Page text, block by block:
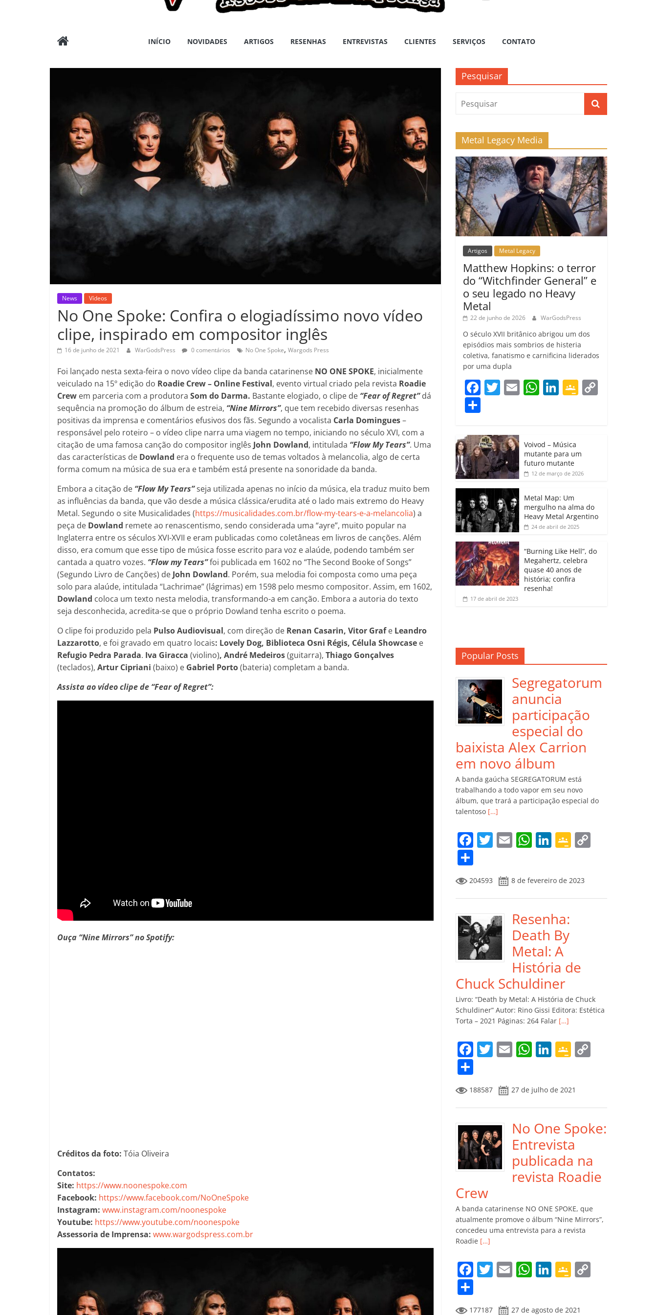
Wargods
Press
INÍCIO NOVIDADES ARTIGOS RESENHAS ENTREVISTAS CLIENTES SERVIÇOS CONTATO
News Vídeos
No One Spoke: Confira o elogiadíssimo novo vídeo
clipe, inspirado em compositor inglês
16 de junho de 2021 WarGodsPress 0 comentários No One Spoke, Wargods Press
Foi lançado nesta sexta-feira o novo vídeo clipe da banda catarinense NO ONE SPOKE, inicialmente
veiculado na 15º edição do Roadie Crew – Online Festival, evento virtual criado pela revista Roadie
Crew em parceria com a produtora Som do Darma. Bastante elogiado, o clipe de “Fear of Regret”dá
sequência na promoção do álbum de estreia, “Nine Mirrors”, que tem recebido diversas resenhas
positivas da imprensa e comentários efusivos dos fãs. Segundo a vocalista Carla Domingues–
responsável pelo roteiro – o vídeo clipe narra uma viagem no tempo, iniciando no século XVI, com a
citação de uma famosa canção do compositor inglês John Dowland, intitulada “Flow My Tears”. Uma
das características de Dowland era o frequente uso de temas voltados à melancolia, algo de certa
forma comum na música de sua era e também está presente na sonoridade da banda.
Embora a citação de “Flow My Tears”seja utilizada apenas no início da música, ela traduz muito bem
as influências da banda, que vão desde a música clássica/erudita até o lado mais extremo do Heavy
Metal. Segundo o site Musicalidades (https://musicalidades.com.br/flow-my-tears-e-a-melancolia) a
peça de Dowland remete ao renascentismo, sendo considerada uma “ayre”, muito popular na
Inglaterra entre os séculos XVI-XVII e eram publicadas como coletâneas em livros de canções. Além
disso, era comum que esse tipo de música fosse escrito para voz e alaúde, podendo também ser
cantada a quatro vozes. “Flow my Tears”foi publicada em 1602 no “The Second Booke of Songs”
(Segundo Livro de Canções) de John Dowland. Porém, sua melodia foi composta como uma peça
solo para alaúde, intitulada “Lachrimae” (lágrimas) em 1598 pelo mesmo compositor. Assim, em 1602,
Dowland coloca um texto nesta melodia, transformando-a em canção. Embora a autoria do texto
seja desconhecida, acredita-se que o próprio Dowland tenha escrito o poema.
O clipe foi produzido pela Pulso Audiovisual, com direção de Renan Casarin, Vitor Grafe Leandro
Lazzarotto, e foi gravado em quatro locais: Lovely Dog, Biblioteca Osni Régis, Célula Showcase e
Refugio Pedra Parada. Iva Giracca (violino), André Medeiros(guitarra), Thiago Gonçalves
(teclados), Artur Cipriani (baixo) e Gabriel Porto(bateria) completam a banda.
Assista ao vídeo clipe de “Fear of Regret”:
Ouça “Nine Mirrors” no Spotify:
Créditos da foto: Tóia Oliveira
Contatos:
Site: https://www.noonespoke.com
Facebook: https://www.facebook.com/NoOneSpoke
Instagram: www.instagram.com/noonespoke
Youtube: https://www.youtube.com/noonespoke
Assessoria de Imprensa: www.wargodspress.com.br
Pesquisar
Metal Legacy Media
Artigos Metal Legacy
Matthew Hopkins: o terror
do “Witchfinder General” e
o seu legado no Heavy
Metal
22 de junho de 2026 WarGodsPress
O século XVII britânico abrigou um dos
episódios mais sombrios de histeria
coletiva, fanatismo e carnificina liderados
por uma dupla
F
e
b
o
o
k
T
er
E W
A
p
p
Li
dI
n
G
e
a
ro
o
m
m
p
ar
til
h
ar
Voivod – Música
mutante para um
futuro mutante
12 de março de 2026
Metal Map: Um
mergulho na alma do
Heavy Metal Argentino
24 de abril de 2025
“Burning Like Hell”, do
Megahertz, celebra
quase 40 anos de
história; confira
resenha!
17 de abril de 2023
Popular Posts
Segregatorum
anuncia
participação
especial do
baixista Alex Carrion
em novo álbum
A banda gaúcha SEGREGATORUM está
trabalhando a todo vapor em seu novo
álbum, que trará a participação especial do
talentoso […]
F
e
b
o
o
k
T
itt
er
E
l
W
s
A
p
p
Li
e
dI
n
G
gl
e
ro
m
Li
o
m
p
ar
til
h
ar
204593 8 de fevereiro de 2023
Resenha:
Death By
Metal: A
História de
Chuck Schuldiner
Livro: “Death by Metal: A História de Chuck
Schuldiner” Autor: Rino Gissi Editora: Estética
Torta – 2021 Páginas: 264 Falar […]
F
e
b
o
o
k
T
itt
er
E
l
W
s
A
p
p
Li
e
dI
n
G
gl
e
Cl
a
ss
ro
m
Li
n
o
m
p
ar
til
h
ar
188587 27 de julho de 2021
No One Spoke:
Entrevista
publicada na
revista Roadie
Crew
A banda catarinense NO ONE SPOKE, que
atualmente promove o álbum “Nine Mirrors”,
concedeu uma entrevista para a revista
Roadie […]
F T
itt
E W Li G
o
177187 27 de agosto de 2021